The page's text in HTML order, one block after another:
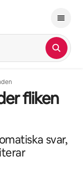
fliken
svar,